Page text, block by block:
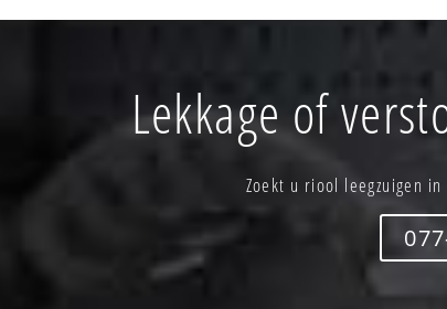
Lekkage of
Zoekt u riool leegzuigen